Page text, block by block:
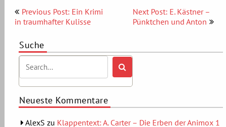
Beitragsnavigation
Previous Post: Ein Krimi
in traumhafter Kulisse
Next Post: E. Kästner –
Pünktchen und Anton
Suche
Neueste Kommentare
AlexS zu Klappentext: A. Carter – Die Erben der Animox 1